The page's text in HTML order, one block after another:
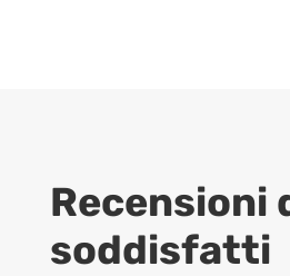
Recensioni
soddisfatti